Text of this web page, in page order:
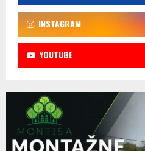
INSTAGRAM
YOUTUBE